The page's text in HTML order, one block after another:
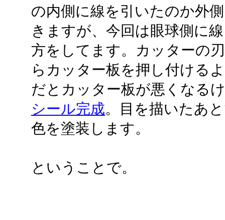
の内側に線を引いたのか外
きますが、今回は眼球側に
方をしてます。カッターの
らカッター板を押し付ける
だとカッター板が悪くなる
シール完成。目を描いたあ
色を塗装します。
ということで。